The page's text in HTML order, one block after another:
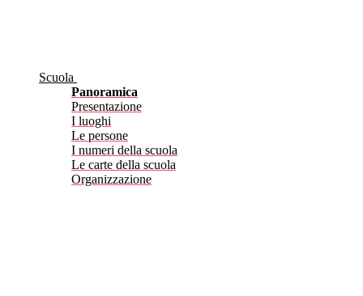
Scuola
Panoramica
Presentazione
I luoghi
Le persone
I numeri della scuola
Le carte della scuola
Organizzazione